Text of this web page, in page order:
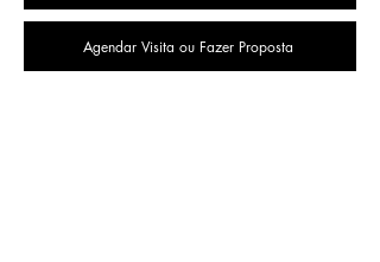
Agendar Visita ou Fazer Proposta